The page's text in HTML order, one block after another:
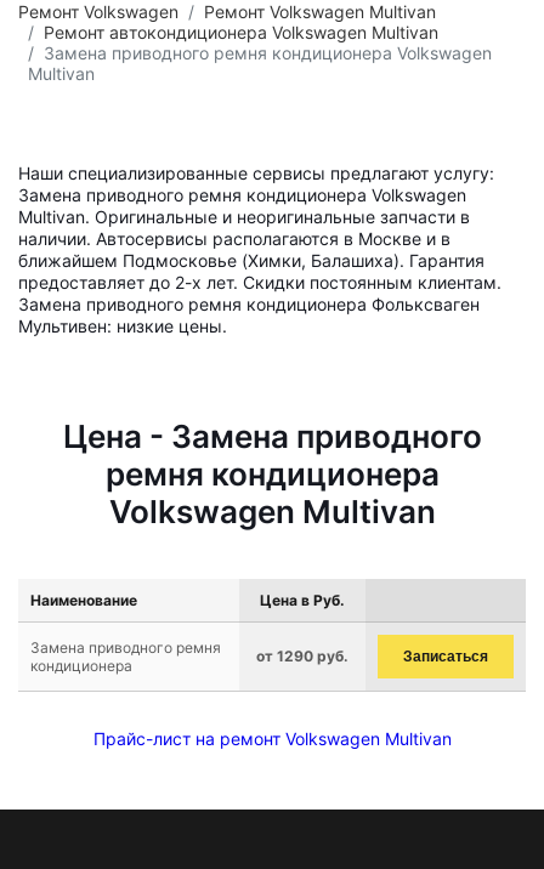
Ремонт Volkswagen
Ремонт Volkswagen Multivan
Ремонт автокондиционера Volkswagen Multivan
Замена приводного ремня кондиционера Volkswagen
Multivan
Наши специализированные сервисы предлагают услугу:
Замена приводного ремня кондиционера Volkswagen
Multivan. Оригинальные и неоригинальные запчасти в
наличии. Автосервисы располагаются в Москве и в
ближайшем Подмосковье (Химки, Балашиха). Гарантия
предоставляет до 2-х лет. Скидки постоянным клиентам.
Замена приводного ремня кондиционера Фольксваген
Мультивен: низкие цены.
Цена - Замена приводного
ремня кондиционера
Volkswagen Multivan
Наименование Цена в Руб.
Замена приводного ремня
кондиционера
от 1290 руб. Записаться
Прайс-лист на ремонт Volkswagen Multivan